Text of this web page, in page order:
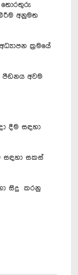
අනුමත
ක්‍රමයේ
පීඩනය අවම
දීම සඳහා
සඳහා සකස්
සිදු කරනු